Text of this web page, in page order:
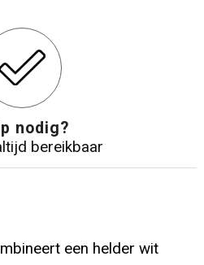
nodig?
bereikbaar
een helder wit